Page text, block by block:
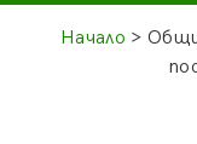
Начало >